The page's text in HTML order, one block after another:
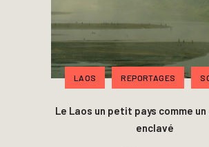
LAOS REPORTAGES
Le Laos un petit pays comme
enclavé